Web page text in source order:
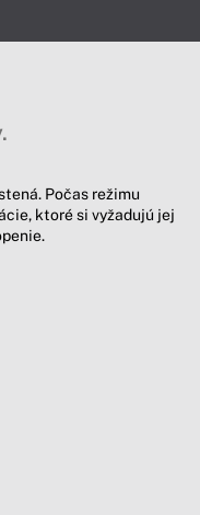
Počas režimu
ktoré si vyžadujú jej